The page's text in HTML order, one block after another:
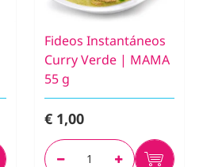
Fideos Instantáneos
Curry Verde | MAMA
55 g
€ 1,00